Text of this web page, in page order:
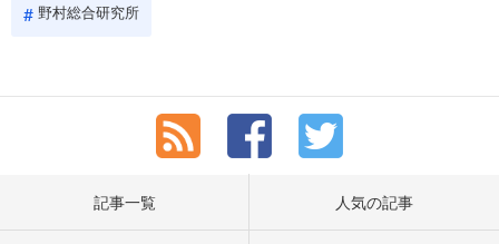
野村総合研究所
記事一覧 人気の記事